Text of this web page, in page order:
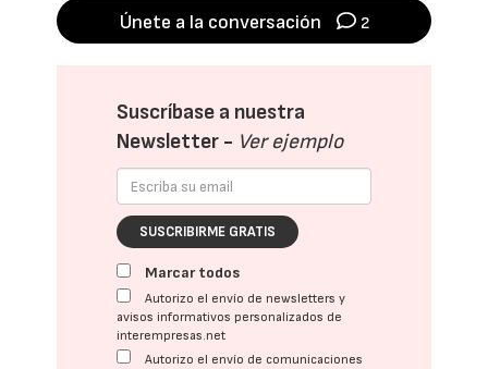
Únete a la conversación 2
Suscríbase a nuestra
Newsletter - Ver ejemplo
SUSCRIBIRME GRATIS
Marcar todos
Autorizo el envío de newsletters y
avisos informativos personalizados de
interempresas.net
Autorizo el envío de comunicaciones